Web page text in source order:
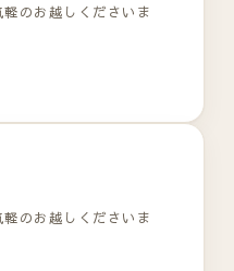
のお越しくださいま
のお越しくださいま